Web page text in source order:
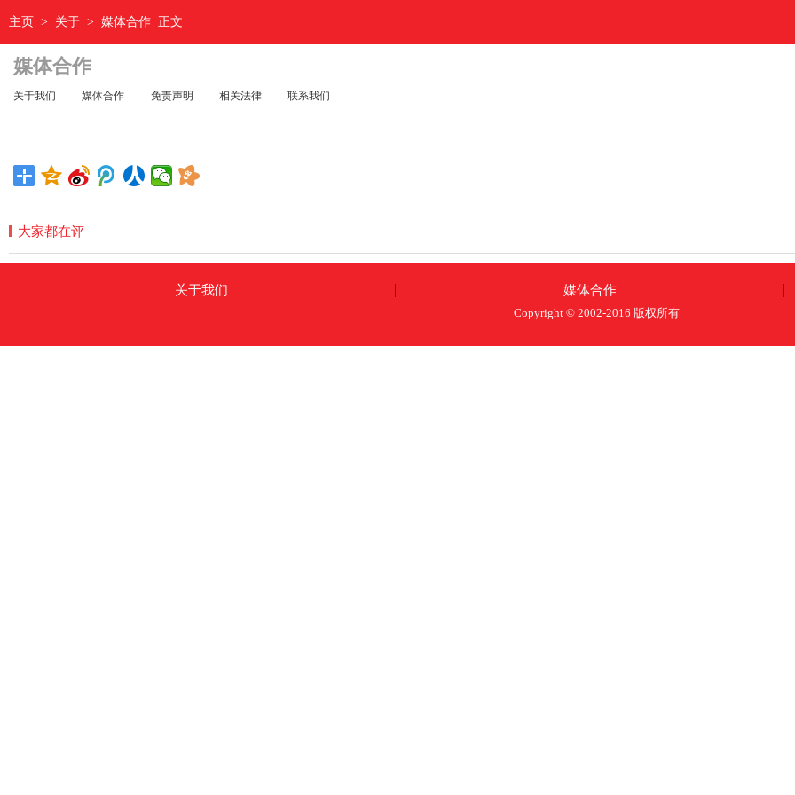
主页 > 关于 > 媒体合作 正文
媒体合作
关于我们 媒体合作 免责声明 相关法律 联系我们
大家都在评
关于我们 媒体合作
Copyright © 2002-2016 版权所有